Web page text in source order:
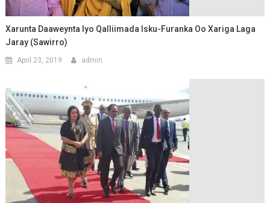
Xarunta Daaweynta Iyo Qalliimada Isku-Furanka Oo Xariga Laga
Jaray (Sawirro)
April 23, 2019 admin